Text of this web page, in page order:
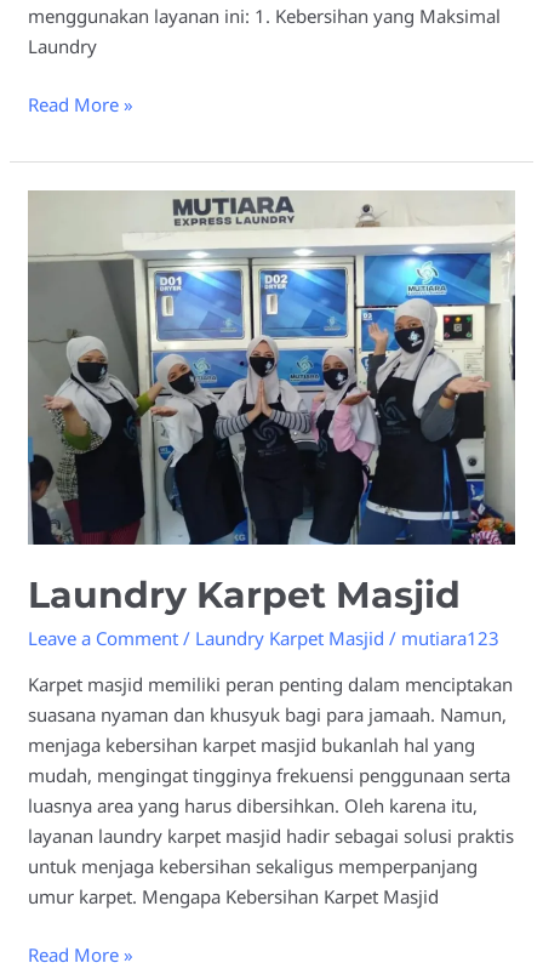
menggunakan layanan ini: 1. Kebersihan yang Maksimal
Laundry
Read More »
Laundry Karpet Masjid
Leave a Comment / Laundry Karpet Masjid / mutiara123
Karpet masjid memiliki peran penting dalam menciptakan
suasana nyaman dan khusyuk bagi para jamaah. Namun,
menjaga kebersihan karpet masjid bukanlah hal yang
mudah, mengingat tingginya frekuensi penggunaan serta
luasnya area yang harus dibersihkan. Oleh karena itu,
layanan laundry karpet masjid hadir sebagai solusi praktis
untuk menjaga kebersihan sekaligus memperpanjang
umur karpet. Mengapa Kebersihan Karpet Masjid
Masjid
Read More »